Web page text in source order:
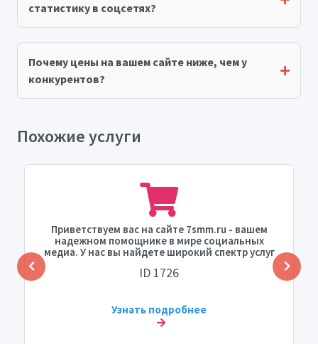
статистику в соцсетях?
Почему цены на вашем сайте ниже, чем у
конкурентов?
Похожие услуги
Приветствуем вас на сайте 7smm.ru - вашем
надежном помощнике в мире социальных
медиа. У нас вы найдете широкий спектр услуг
помогут вам расширить вашу аудиторию и
услуга поможет вам набрать до 3000
подписчиков в кратчайшие сроки. Начало
работы над вашим заказом происходит уже
ID 1726
Узнать подробнее